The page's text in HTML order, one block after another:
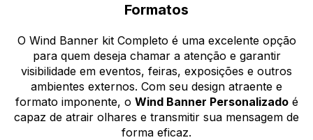
Formatos
O Wind Banner kit Completo é uma excelente opção
para quem deseja chamar a atenção e garantir
visibilidade em eventos, feiras, exposições e outros
ambientes externos. Com seu design atraente e
formato imponente, o Wind Banner Personalizadoé
capaz de atrair olhares e transmitir sua mensagem de
forma eficaz.